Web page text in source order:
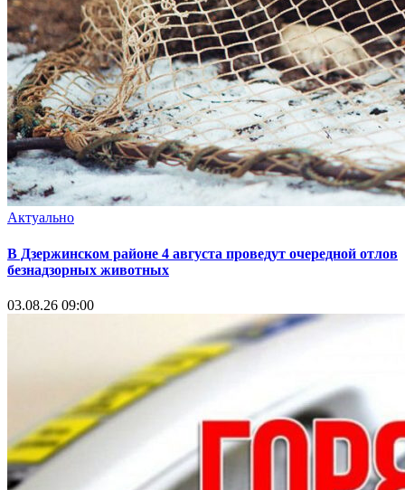
Актуально
В Дзержинском районе 4 августа проведут очередной отлов
безнадзорных животных
03.08.26 09:00